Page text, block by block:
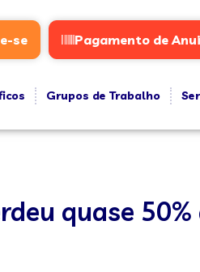
se Pagamento de
Grupos de Trabalho
quase